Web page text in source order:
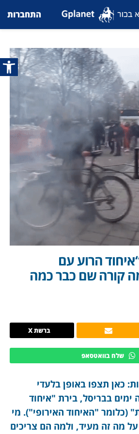
פתח
התחברות
הרוע עם
קורה שם כבר כמה
ברשת X
שלח בוואטסאפ
כאן תצפו באופן בלעדי
בבריסל, בירת "איחוד
(כלומר "האיחוד האירופי"). מי
מה זה מעיד, ולמה הם צריכים